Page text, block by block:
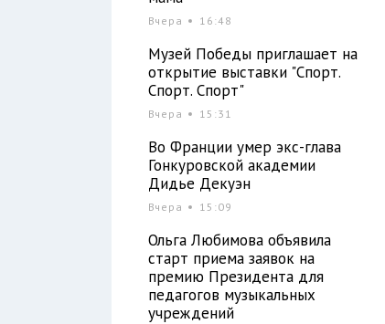
Вчера 16:48
Музей Победы приглашает на
открытие выставки "Спорт.
Спорт. Спорт"
Вчера 15:31
Во Франции умер экс-глава
Гонкуровской академии
Дидье Декуэн
Вчера 15:09
Ольга Любимова объявила
старт приема заявок на
премию Президента для
педагогов музыкальных
учреждений